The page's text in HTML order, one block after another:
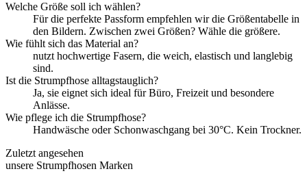
Welche Größe soll ich wählen?
Für die perfekte Passform empfehlen wir die Größentabelle in
den Bildern. Zwischen zwei Größen? Wähle die größere.
Wie fühlt sich das Material an?
nutzt hochwertige Fasern, die weich, elastisch und langlebig
sind.
Ist die Strumpfhose alltagstauglich?
Ja, sie eignet sich ideal für Büro, Freizeit und besondere
Anlässe.
Wie pflege ich die Strumpfhose?
Handwäsche oder Schonwaschgang bei 30°C. Kein Trockner.
Zuletzt angesehen
unsere Strumpfhosen Marken